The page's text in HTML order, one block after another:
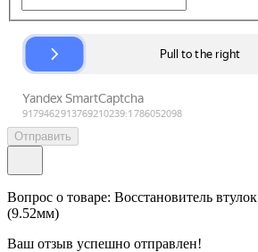
Отправить
Вопрос о товаре: Восстановитель
(9.52мм)
Ваш отзыв успешно отправлен!